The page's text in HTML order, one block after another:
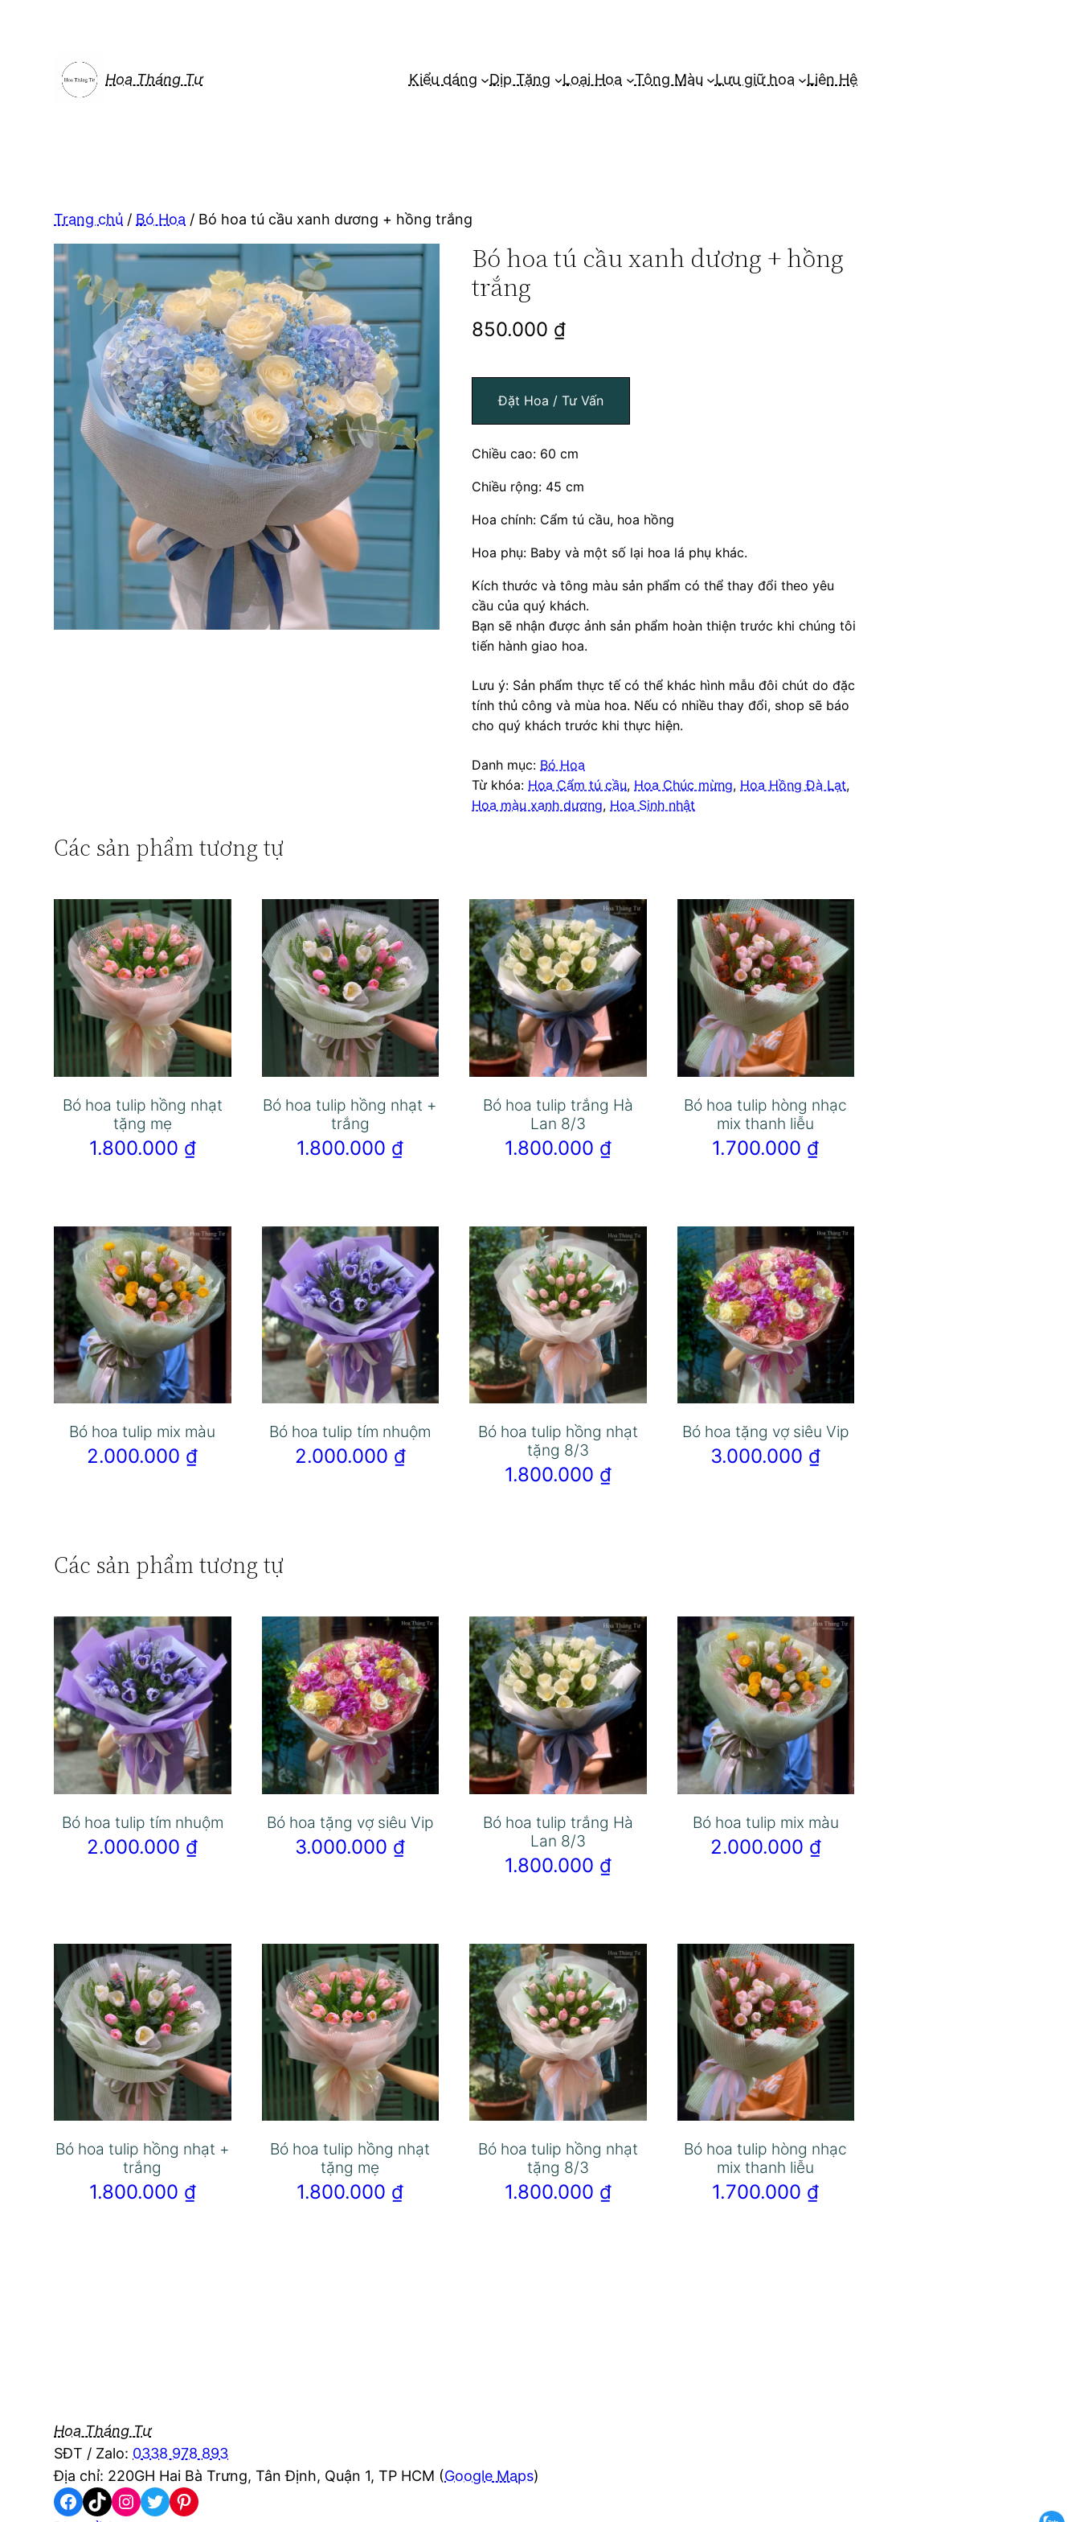
Hoa Tháng Tư Kiểu dáng Dịp Tặng Loại Hoa Tông Màu Lưu giữ hoa Liên Hệ
Trang chủ / Bó Hoa / Bó hoa tú cầu xanh dương + hồng trắng
Bó hoa tú cầu xanh dương + hồng
trắng
850.000 ₫
Đặt Hoa / Tư Vấn
Chiều cao: 60 cm
Chiều rộng: 45 cm
Hoa chính: Cẩm tú cầu, hoa hồng
Hoa phụ: Baby và một số lại hoa lá phụ khác.
Kích thước và tông màu sản phẩm có thể thay đổi theo yêu
cầu của quý khách.
Bạn sẽ nhận được ảnh sản phẩm hoàn thiện trước khi chúng tôi
tiến hành giao hoa.
Lưu ý: Sản phẩm thực tế có thể khác hình mẫu đôi chút do đặc
tính thủ công và mùa hoa. Nếu có nhiều thay đổi, shop sẽ báo
cho quý khách trước khi thực hiện.
Danh mục: Bó Hoa
Từ khóa: Hoa Cẩm tú cầu, Hoa Chúc mừng, Hoa Hồng Đà Lạt,
Hoa màu xanh dương, Hoa Sinh nhật
Các sản phẩm tương tự
Bó hoa tulip hồng nhạt
tặng mẹ
1.800.000 ₫
Bó hoa tulip hồng nhạt +
trắng
1.800.000 ₫
Bó hoa tulip trắng Hà
Lan 8/3
1.800.000 ₫
Bó hoa tulip hòng nhạc
mix thanh liễu
1.700.000 ₫
Bó hoa tulip mix màu
2.000.000 ₫
Bó hoa tulip tím nhuộm
2.000.000 ₫
Bó hoa tulip hồng nhạt
tặng 8/3
1.800.000 ₫
Bó hoa tặng vợ siêu Vip
3.000.000 ₫
Các sản phẩm tương tự
Bó hoa tulip tím nhuộm
2.000.000 ₫
Bó hoa tặng vợ siêu Vip
3.000.000 ₫
Bó hoa tulip trắng Hà
Lan 8/3
1.800.000 ₫
Bó hoa tulip mix màu
2.000.000 ₫
Bó hoa tulip hồng nhạt +
trắng
1.800.000 ₫
Bó hoa tulip hồng nhạt
tặng mẹ
1.800.000 ₫
Bó hoa tulip hồng nhạt
tặng 8/3
1.800.000 ₫
Bó hoa tulip hòng nhạc
mix thanh liễu
1.700.000 ₫
Hoa Tháng Tư
SĐT / Zalo: 0338 978 893
Địa chỉ: 220GH Hai Bà Trưng, Tân Định, Quận 1, TP HCM (Google Maps)
Facebook
TikTokInstagram
TwitterPinterest